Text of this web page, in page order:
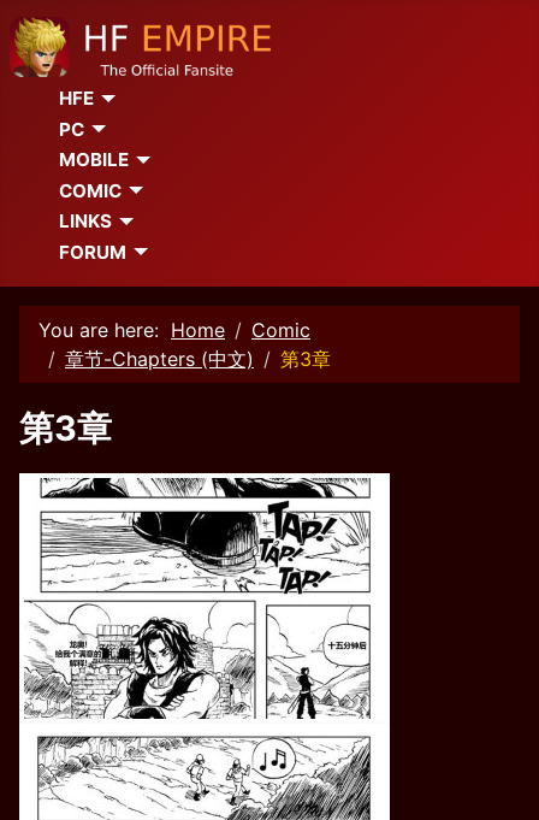
HFE
PC
MOBILE
COMIC
LINKS
FORUM
You are here: Home
Comic
章节-Chapters (中文)
第3章
第3章